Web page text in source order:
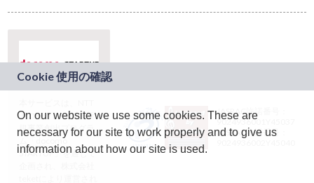
ドコモグループの新
規事業創出プログラ
ム「docomo
STARTUP」を通じて
JASRAC許諾番号：
9024936001Y45037
JASRAC許諾番号：
On our website we use some cookies. These are
necessary for our site to work properly and to give us
information about how our site is used.